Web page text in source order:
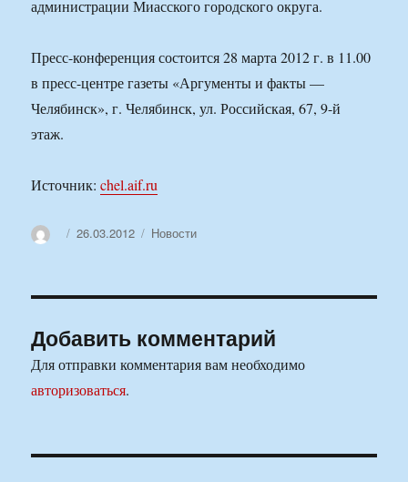
администрации Миасского городского округа.
Пресс-конференция состоится 28 марта 2012 г. в 11.00
в пресс-центре газеты «Аргументы и факты —
Челябинск», г. Челябинск, ул. Российская, 67, 9-й
этаж.
Источник:chel.aif.ru
АвторОпубликовано
26.03.2012 Рубрики
Новости
Добавить комментарий
Для отправки комментария вам необходимо
авторизоваться.